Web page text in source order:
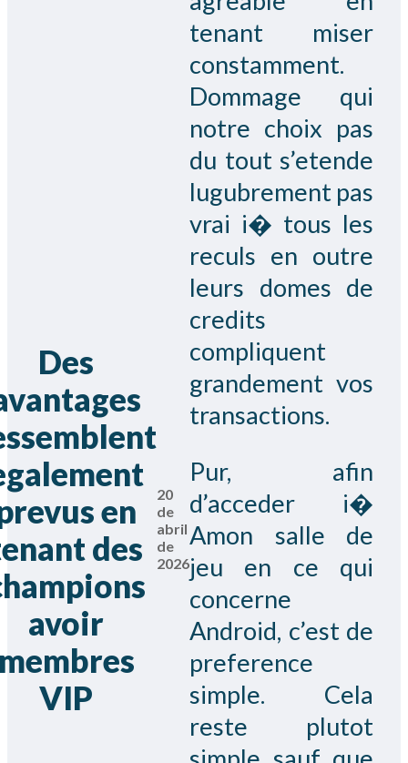
Des
en
des
avoir
VIP
20
de
abril
de
2026
tenant miser
constamment.
Dommage qui
notre choix pas
du tout s’etende
lugubrement pas
vrai i� tous les
reculs en outre
leurs domes de
credits
compliquent
grandement vos
transactions.
Pur, afin
d’acceder i�
Amon salle de
jeu en ce qui
concerne
Android, c’est de
preference
simple. Cela
reste plutot